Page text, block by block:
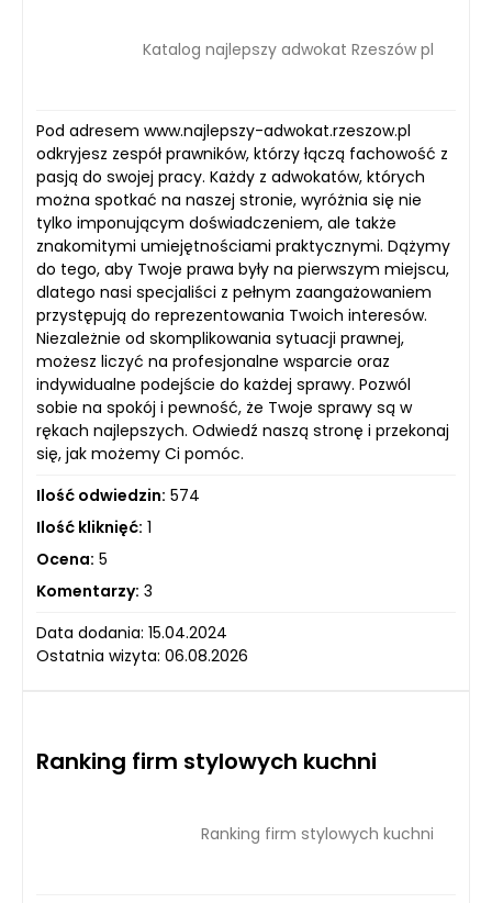
Katalog najlepszy adwokat Rzeszów pl
Pod adresem www.najlepszy-adwokat.rzeszow.pl
odkryjesz zespół prawników, którzy łączą fachowość z
pasją do swojej pracy. Każdy z adwokatów, których
można spotkać na naszej stronie, wyróżnia się nie
tylko imponującym doświadczeniem, ale także
znakomitymi umiejętnościami praktycznymi. Dążymy
do tego, aby Twoje prawa były na pierwszym miejscu,
dlatego nasi specjaliści z pełnym zaangażowaniem
przystępują do reprezentowania Twoich interesów.
Niezależnie od skomplikowania sytuacji prawnej,
możesz liczyć na profesjonalne wsparcie oraz
indywidualne podejście do każdej sprawy. Pozwól
sobie na spokój i pewność, że Twoje sprawy są w
rękach najlepszych. Odwiedź naszą stronę i przekonaj
się, jak możemy Ci pomóc.
Ilość odwiedzin: 574
Ilość kliknięć: 1
Ocena: 5
Komentarzy: 3
Data dodania: 15.04.2024
Ostatnia wizyta: 06.08.2026
Ranking firm stylowych kuchni
Ranking firm stylowych kuchni